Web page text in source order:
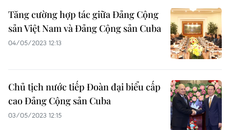
Tăng cường hợp tác giữa Đảng Cộng
sản Việt Nam và Đảng Cộng sản Cuba
04/05/2023 12:13
Chủ tịch nước tiếp Đoàn đại biểu cấp
cao Đảng Cộng sản Cuba
03/05/2023 12:15